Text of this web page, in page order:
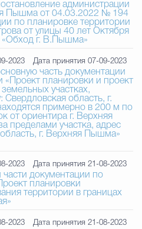
администрации
Пышма от 04.03.2022 № 194
по планировке территории
от улицы 40 лет Октября
до автомобильной дороги «Обход г. В.Пышма»
2023 Дата принятия 07-09-2023
часть документации
«Проект планировки и проект
участках,
область, г.
примерно в 200 м по
от ориентира г. Верхняя
Пышма»
2023 Дата принятия 21-08-2023
документации по
планировки
территории в границах
2023 Дата принятия 21-08-2023